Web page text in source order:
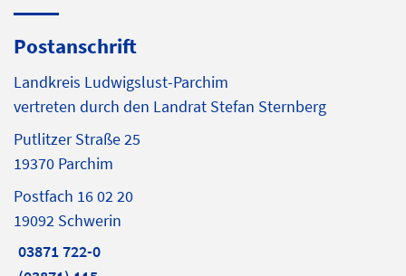
Postanschrift
Landkreis Ludwigslust-Parchim
vertreten durch den Landrat Stefan Sternberg
Putlitzer Straße 25
19370 Parchim
Postfach 16 02 20
19092 Schwerin
03871 722-0